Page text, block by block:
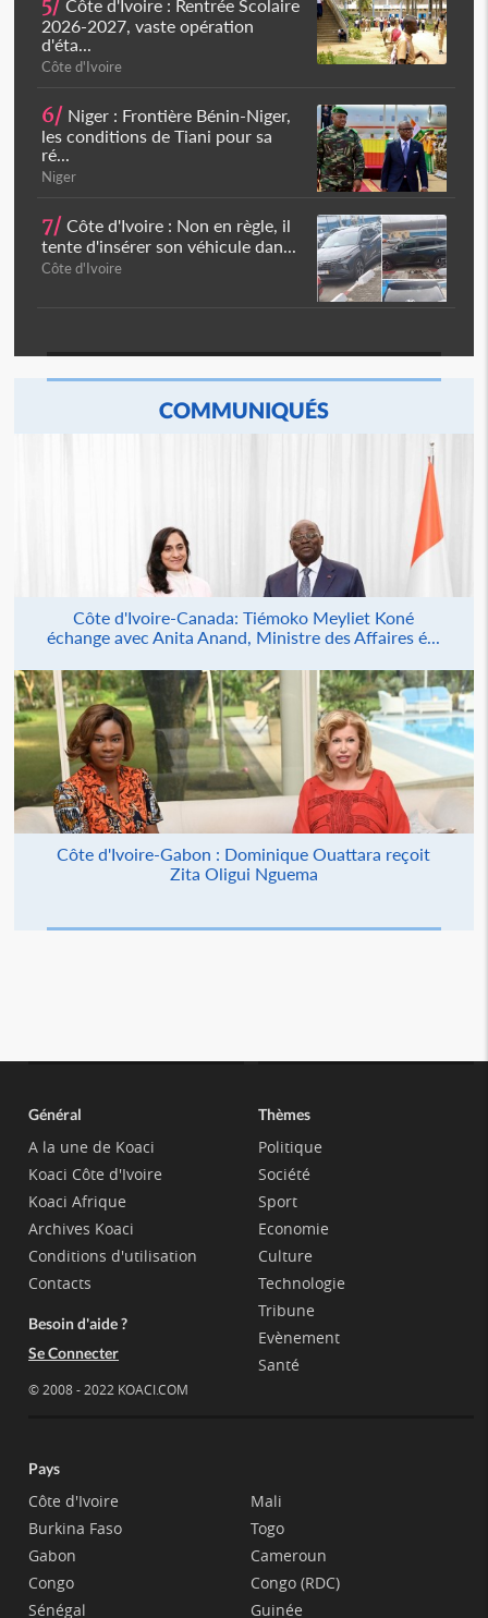
5/ Côte d'Ivoire : Rentrée Scolaire
2026-2027, vaste opération
d'éta...
Côte d'Ivoire
6/ Niger : Frontière Bénin-Niger,
les conditions de Tiani pour sa
ré...
Niger
7/ Côte d'Ivoire : Non en règle, il
tente d'insérer son véhicule dan...
Côte d'Ivoire
COMMUNIQUÉS
Côte d'Ivoire-Canada: Tiémoko Meyliet Koné
échange avec Anita Anand, Ministre des Affaires é...
Côte d'Ivoire-Gabon : Dominique Ouattara reçoit
Zita Oligui Nguema
Général
A la une de Koaci
Koaci Côte d'Ivoire
Koaci Afrique
Archives Koaci
Conditions d'utilisation
Contacts
Besoin d'aide ?
Se Connecter
© 2008 - 2022 KOACI.COM
Thèmes
Politique
Société
Sport
Economie
Culture
Technologie
Tribune
Evènement
Santé
Pays
Côte d'Ivoire
Burkina Faso
Gabon
Congo
Sénégal
Mali
Togo
Cameroun
Congo (RDC)
Guinée